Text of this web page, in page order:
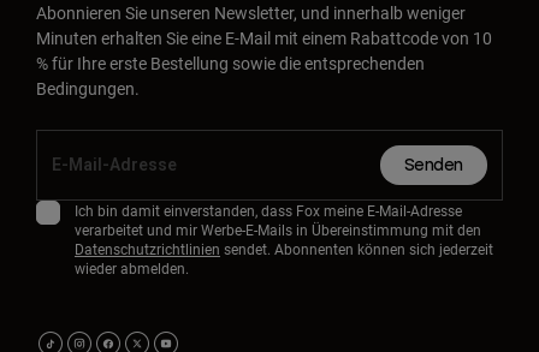
Abonnieren Sie unseren Newsletter, und innerhalb weniger
Minuten erhalten Sie eine E-Mail mit einem Rabattcode von 10
% für Ihre erste Bestellung sowie die entsprechenden
Bedingungen.
Senden
Ich bin damit einverstanden, dass Fox meine E-Mail-Adresse
verarbeitet und mir Werbe-E-Mails in Übereinstimmung mit den
Datenschutzrichtlinien sendet. Abonnenten können sich jederzeit
wieder abmelden.